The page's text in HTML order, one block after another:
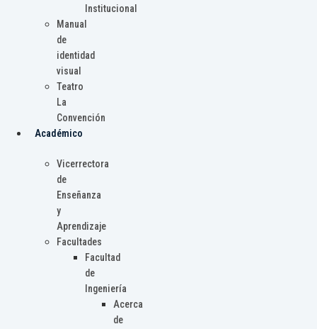
Institucional
Manual
de
identidad
visual
Teatro
La
Convención
Académico
Vicerrectora
de
Enseñanza
y
Aprendizaje
Facultades
Facultad
de
Ingeniería
Acerca
de